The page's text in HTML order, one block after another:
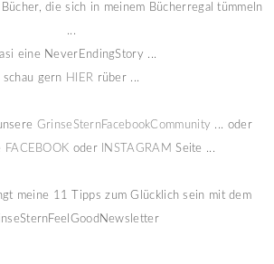
die sich in meinem Bücherregal tümmeln
...
eine NeverEndingStory ...
schau gern HIER rüber ...
GrinseSternFacebookCommunity ... oder
FACEBOOK oder INSTAGRAMSeite ...
meine 11 Tipps zum Glücklich sein mit dem